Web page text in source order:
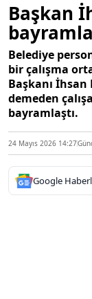
Başkan
Belediye
bir çalışma
Başkanı
demeden
bayramlaştı.
24 Mayıs 2026 14:27
Google